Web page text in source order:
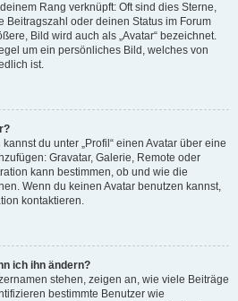
Rang verknüpft: Oft sind dies Sterne,
Beitragszahl oder deinen Status im Forum
Bild wird auch als „Avatar“ bezeichnet.
um ein persönliches Bild, welches von
ist.
du unter „Profil“ einen Avatar über eine
Gravatar, Galerie, Remote oder
kann bestimmen, ob und wie die
Wenn du keinen Avatar benutzen kannst,
kontaktieren.
ich ihn ändern?
stehen, zeigen an, wie viele Beiträge
bestimmte Benutzer wie